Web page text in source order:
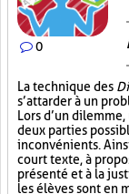
0
La technique des
s’attarder à un
Lors d’un
deux parties
inconvénients.
court texte, à
présenté et à la
les élèves sont en